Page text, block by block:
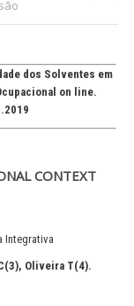
dos Solventes em
on line.
CONTEXT
Integrativa
Oliveira T(4).